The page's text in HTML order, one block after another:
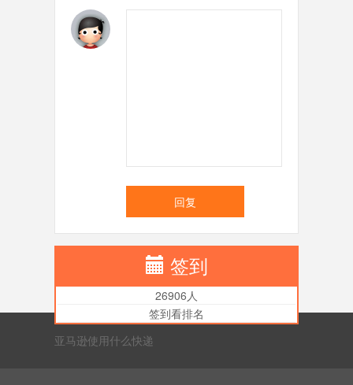
回复
签到
26906人
签到看排名
亚马逊使用什么快递